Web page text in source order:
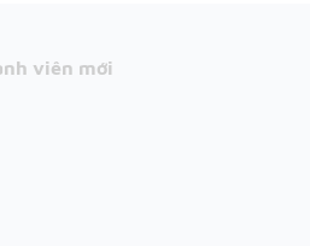
viên mới